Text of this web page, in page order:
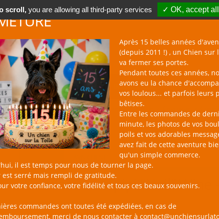
Après 15 belles années
(depuis 2011 !) , un Chien sur
va fermer ses portes.
Pendant toutes ces années,
avons eu la chance
vos loulous... et parfois leurs
bêtises.
Entre les commandes de
minute, les photos de vos
poils et vos adorables
avez fait de cette aventure
qu'un simple commerce.
il est temps pour nous de tourner la page.
est serré mais rempli de gratitude.
votre confiance, votre fidélité et tous ces beaux souvenirs.
commandes ont toutes été expédiées, en cas de
merci de nous contacter à
NAC NOUVEAUTÉS BLOG CONTACT
un Chien sur la Toile
Bandeau anti-pipi “Neil” Wine
21,90 € 19,90 €
scroll,you are allowing all third-party services ✓ OK, accept all